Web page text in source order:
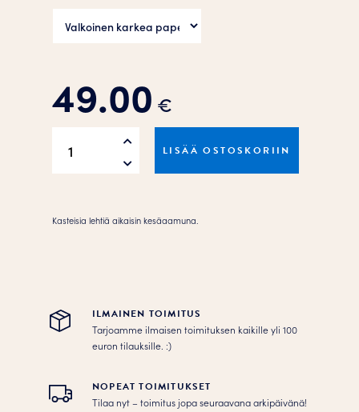
49.00 €
Juliste
LISÄÄ OSTOSKORIIN
Kasteisia lehtiä aikaisin kesäaamuna.
ILMAINEN TOIMITUS
Tarjoamme ilmaisen toimituksen kaikille yli 100
euron tilauksille. :­­)
NOPEAT TOIMITUKSET
Tilaa nyt – toimitus jopa seuraavana arkipäivänä!